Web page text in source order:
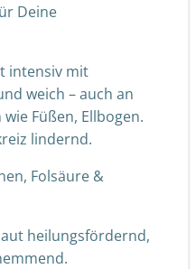
Deine
intensiv mit
weich – auch an
Füßen, Ellbogen.
lindernd.
Folsäure &
heilungsfördernd,